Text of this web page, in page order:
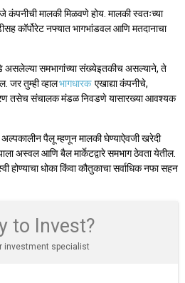
मालकी मिळवणे होय. मालकी स्वतःच्या
कॉर्पोरेट नफ्यात भागभांडवल आणि मतदानाचा
असलेल्या समभागांच्या संख्येइतकीच असल्याने, ते
जर तुम्ही व्हालभागधारक एखाद्या कंपनीचे,
तसेच संचालक मंडळ निवडणे यासारख्या आवश्यक
अल्पकालीन पैलू म्हणून मालकी घेण्याऐवजी खरेदी
अस्वल आणि बैल मार्केटद्वारे समभाग ठेवता येतील.
होण्याचा धोका किंवा कौतुकाचा सर्वाधिक नफा सहन
to Invest?
investment specialist